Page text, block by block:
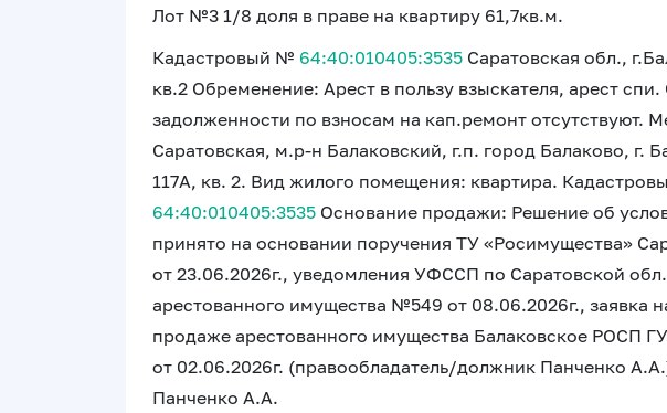
Лот №3 1/8 доля в праве на квартиру 61,7кв.м.
Кадастровый № 64:40:010405:3535 Саратовская обл.,
кв.2 Обременение: Арест в пользу взыскателя, арест
задолженности по взносам на кап.ремонт отсутствуют.
Саратовская, м.р-н Балаковский, г.п. город Балаково, г.
117А, кв. 2. Вид жилого помещения: квартира.
64:40:010405:3535 Основание продажи: Решение об
принято на основании поручения ТУ «Росимущества»
от 23.06.2026г., уведомления УФССП по Саратовской
арестованного имущества №549 от 08.06.2026г., заявка
продаже арестованного имущества Балаковское РОСП
от 02.06.2026г. (правообладатель/должник Панченко
Панченко А.А.